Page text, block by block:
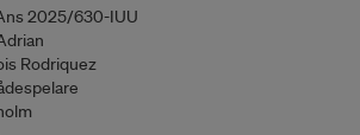
2025/630-IUU
Rodriquez